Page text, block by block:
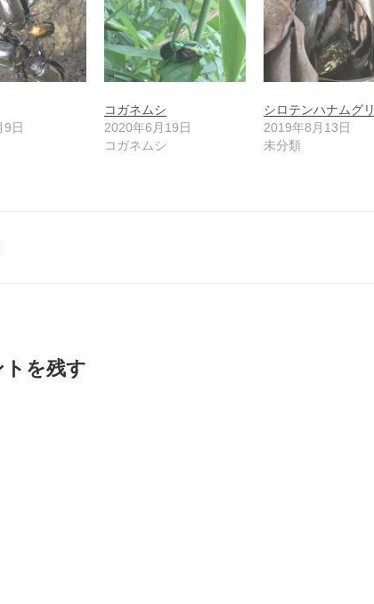
9日
コガネムシ
2020年6月19日
コガネムシ
シロテンハナムグリ
2019年8月13日
未分類
トを残す